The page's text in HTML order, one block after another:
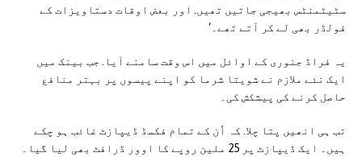
سٹیٹمنٹس بھیجی جاتیں تھیں. اور بعض اوقات دستاویزات کے
فولڈر بھی لے کر آتے تھے۔‘
یہ فراڈ جنوری کے اوائل میں اس وقت سامنے آیا. جب بینک میں
ایک نئے ملازم نے شویتا شرما کو اپنے پیسوں پر بہتر منافع
حاصل کرنے کی پیشکش کی۔
تب ہی انھیں پتا چلا. کہ اُن کے تمام فکسڈ ڈیپازٹ غائب ہو چکے
ہیں۔ ایک ڈیپازٹ پر 25 ملین روپے کا اوور ڈرافٹ بھی لیا گیا۔